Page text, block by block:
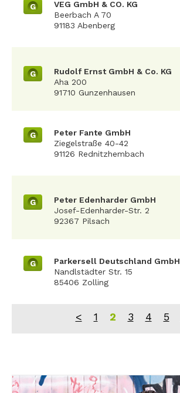
G
VEG GmbH & CO. KG
Beerbach A 70
91183 Abenberg
G
Rudolf Ernst GmbH & Co. KG
Aha 200
91710 Gunzenhausen
G
Peter Fante GmbH
Ziegelstraße 40-42
91126 Rednitzhembach
G
Peter Edenharder GmbH
Josef-Edenharder-Str. 2
92367 Pilsach
G
Parkersell Deutschland GmbH
Nandlstädter Str. 15
85406 Zolling
< 1 2 3 4 5